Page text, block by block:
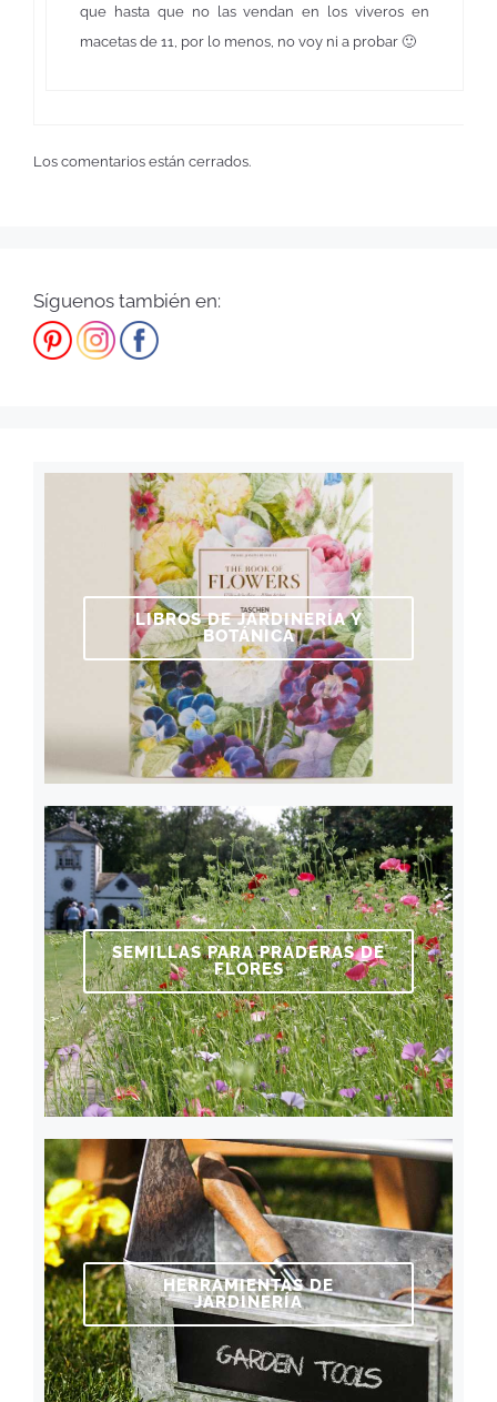
que hasta que no las vendan en los viveros en
macetas de 11, por lo menos, no voy ni a probar 🙂
Los comentarios están cerrados.
Síguenos también en:
LIBROS DE JARDINERÍA Y
BOTÁNICA
SEMILLAS PARA PRADERAS DE
FLORES
HERRAMIENTAS DE
JARDINERÍA